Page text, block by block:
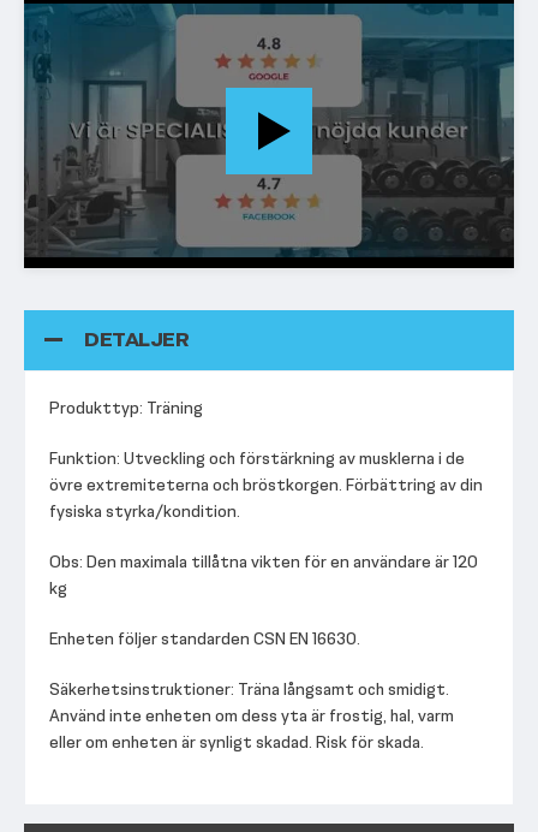
DETALJER
Produkttyp: Träning
Funktion: Utveckling och förstärkning av musklerna i de
övre extremiteterna och bröstkorgen. Förbättring av din
fysiska styrka/kondition.
Obs: Den maximala tillåtna vikten för en användare är 120
kg
Enheten följer standarden CSN EN 16630.
Säkerhetsinstruktioner: Träna långsamt och smidigt.
Använd inte enheten om dess yta är frostig, hal, varm
eller om enheten är synligt skadad. Risk för skada.